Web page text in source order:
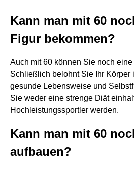
Kann man mit 60
Figur bekommen?
Auch mit 60 können Sie noch
Schließlich belohnt Sie Ihr Körper
gesunde Lebensweise und
Sie weder eine strenge Diät
Hochleistungssportler werden.
Kann man mit 60
aufbauen?